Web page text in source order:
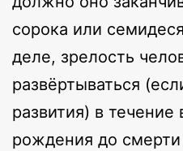
сорока или
деле, зрелость
развёртываться
развития) в
рождения до смерти